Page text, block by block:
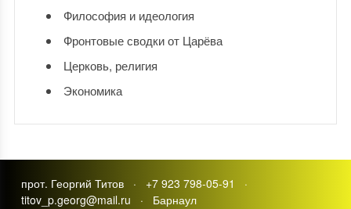
Философия и идеология
Фронтовые сводки от Царёва
Церковь, религия
Экономика
прот. Георгий Титов · +7 923 798-05-91 ·
titov_p.georg@mail.ru · Барнаул